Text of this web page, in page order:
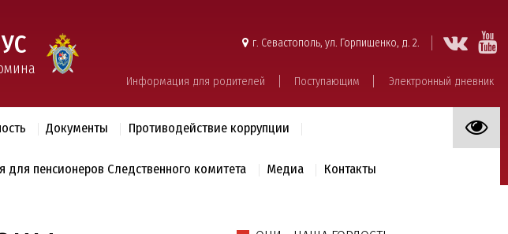
г. Севастополь, ул. Горпищенко, д. 2.
Информация для родителей Поступающим Электронный дневник
Документы Противодействие коррупции
пенсионеров Следственного комитета Медиа Контакты